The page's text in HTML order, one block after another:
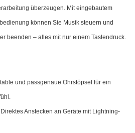
überzeugen. Mit eingebautem
können Sie Musik steuern und
beenden – alles mit nur einem Tastendruck.
und passgenaue Ohrstöpsel für ein
Direktes Anstecken an Geräte mit Lightning-